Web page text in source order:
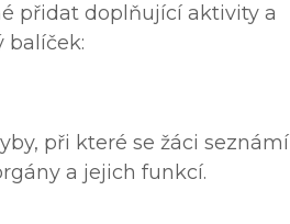
přidat doplňující aktivity a
balíček:
při které se žáci seznámí
a jejich funkcí.